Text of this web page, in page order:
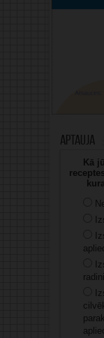
Aptauja
Kā